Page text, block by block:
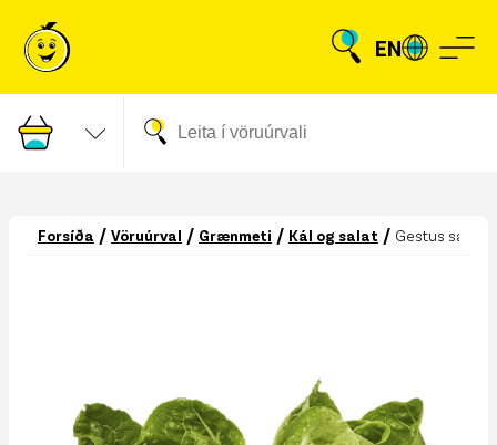
EN
Forsíða / Vöruúrval / Grænmeti / Kál og salat / Gestus salat